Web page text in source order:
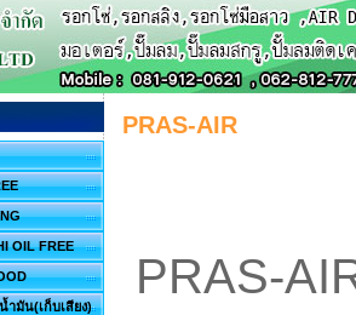
OIL FREE
มัน(เก็บเสียง)
PRAS-AIR
PRAS-